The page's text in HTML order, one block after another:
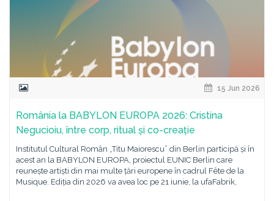
15 Jun 2026
România la BABYLON EUROPA 2026: Cristina
Negucioiu, între corp, ritual și co-creație
Institutul Cultural Român „Titu Maiorescu” din Berlin participă și în
acest an la BABYLON EUROPA, proiectul EUNIC Berlin care
reunește artiști din mai multe țări europene în cadrul Fête de la
Musique. Ediția din 2026 va avea loc pe 21 iunie, la ufaFabrik,